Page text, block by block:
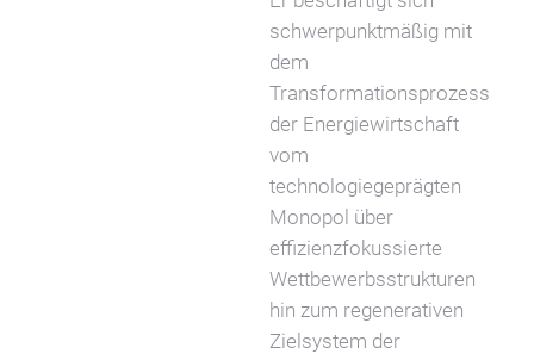
schwerpunktmäßig mit
dem
Transformationsprozess
der Energiewirtschaft
vom
technologiegeprägten
Monopol über
effizienzfokussierte
Wettbewerbsstrukturen
hin zum regenerativen
Zielsystem der